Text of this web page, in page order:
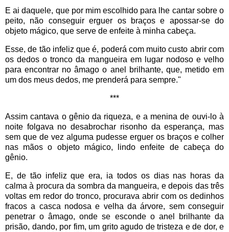
E ai daquele, que por mim escolhido para lhe cantar sobre o
peito, não conseguir erguer os braços e apossar-se do
objeto mágico, que serve de enfeite à minha cabeça.
Esse, de tão infeliz que é, poderá com muito custo abrir com
os dedos o tronco da mangueira em lugar nodoso e velho
para encontrar no âmago o anel brilhante, que, metido em
um dos meus dedos, me prenderá para sempre."
***
Assim cantava o gênio da riqueza, e a menina de ouvi-lo à
noite folgava no desabrochar risonho da esperança, mas
sem que de vez alguma pudesse erguer os braços e colher
nas mãos o objeto mágico, lindo enfeite de cabeça do
gênio.
E, de tão infeliz que era, ia todos os dias nas horas da
calma à procura da sombra da mangueira, e depois das três
voltas em redor do tronco, procurava abrir com os dedinhos
fracos a casca nodosa e velha da árvore, sem conseguir
penetrar o âmago, onde se esconde o anel brilhante da
prisão, dando, por fim, um grito agudo de tristeza e de dor, e